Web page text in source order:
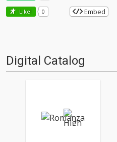
Like! 0 Embed
Digital Catalog